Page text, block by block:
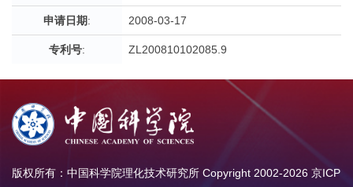
申请日期: 2008-03-17
专利号: ZL200810102085.9
版权所有：中国科学院理化技术研究所 Copyright 2002-2026 京ICP